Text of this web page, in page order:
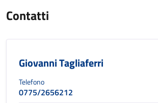
Contatti
Giovanni Tagliaferri
Telefono
0775/2656212